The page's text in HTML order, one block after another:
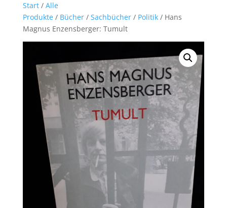
Start/ Alle
Produkte/ Bücher/ Sachbücher/ Politik/ Hans
Magnus Enzensberger: Tumult